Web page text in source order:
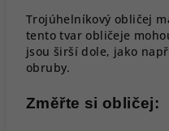
Trojúhelníkový obličej
tento tvar obličeje
jsou širší dole, jako
obruby.
Změřte si obličej: